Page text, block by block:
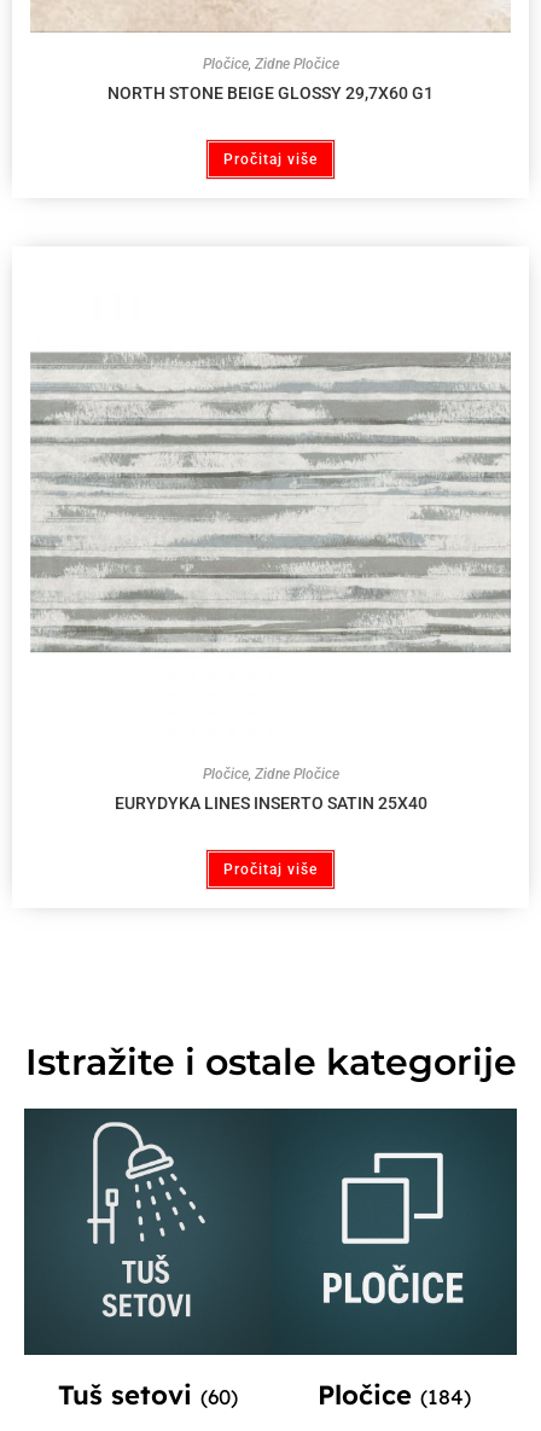
Pločice, Zidne Pločice
NORTH STONE BEIGE GLOSSY 29,7X60 G1
Pročitaj više
Pločice, Zidne Pločice
EURYDYKA LINES INSERTO SATIN 25X40
Pročitaj više
Istražite i ostale kategorije
Tuš setovi (60) Pločice (184)